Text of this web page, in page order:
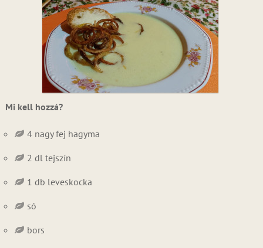
Mi kell hozzá?
4 nagy fej hagyma
2 dl tejszín
1 db leveskocka
só
bors